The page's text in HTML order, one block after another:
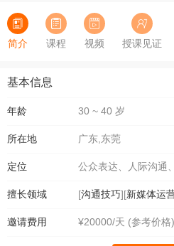
简介 课程 视频 授课见证
基本信息
年龄 30 ~ 40 岁
所在地 广东,东莞
定位 公众表达、人际沟通
擅长领域 [沟通技巧][新媒体运
邀请费用 ¥20000/天 (参考价格)